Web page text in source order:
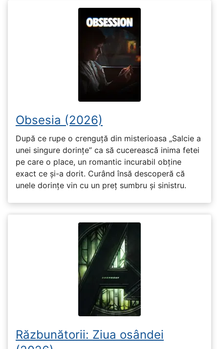
Obsesia (2026)
După ce rupe o crenguță din misterioasa „Salcie a
unei singure dorințe” ca să cucerească inima fetei
pe care o place, un romantic incurabil obține
exact ce și-a dorit. Curând însă descoperă că
unele dorințe vin cu un preț sumbru și sinistru.
Răzbunătorii: Ziua osândei